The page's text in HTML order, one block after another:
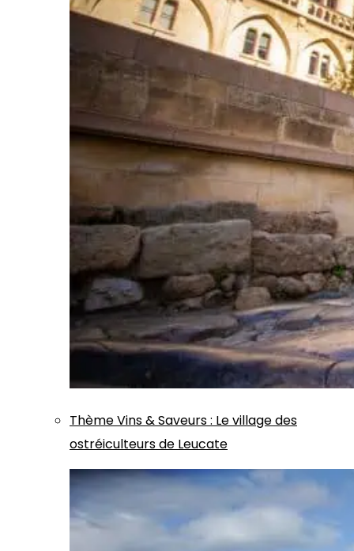
ThèmeVins & Saveurs: Le village des
ostréiculteurs de Leucate